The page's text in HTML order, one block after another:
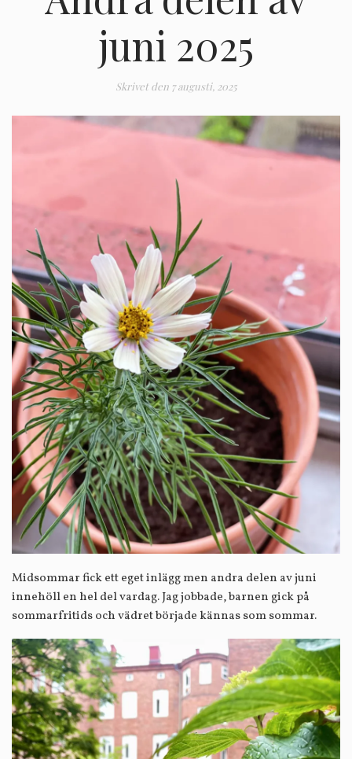
juni 2025
Skrivet den 7 augusti, 2025
Midsommar fick ett eget inlägg men andra delen av juni
innehöll en hel del vardag. Jag jobbade, barnen gick på
sommarfritids och vädret började kännas som sommar.